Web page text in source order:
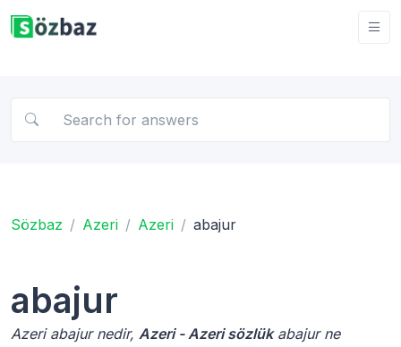
Sözbaz Azeri Azeri abajur
abajur
Azeri abajur nedir, Azeri - Azeri sözlükabajur ne